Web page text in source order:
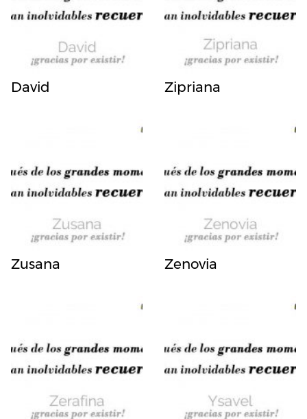
David Zipriana
Zusana Zenovia